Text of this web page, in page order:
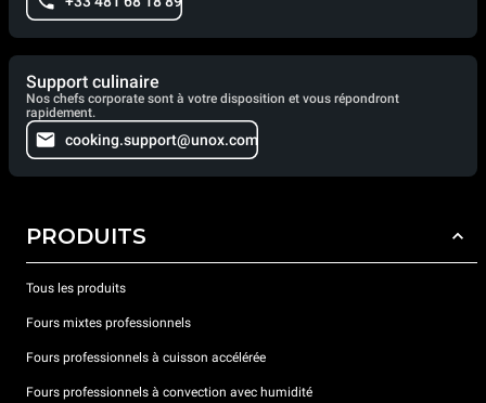
Support culinaire
Nos chefs corporate sont à votre disposition et vous répondront
rapidement.
cooking.support@unox.com
PRODUITS
Tous les produits
Fours mixtes professionnels
Fours professionnels à cuisson accélérée
Fours professionnels à convection avec humidité